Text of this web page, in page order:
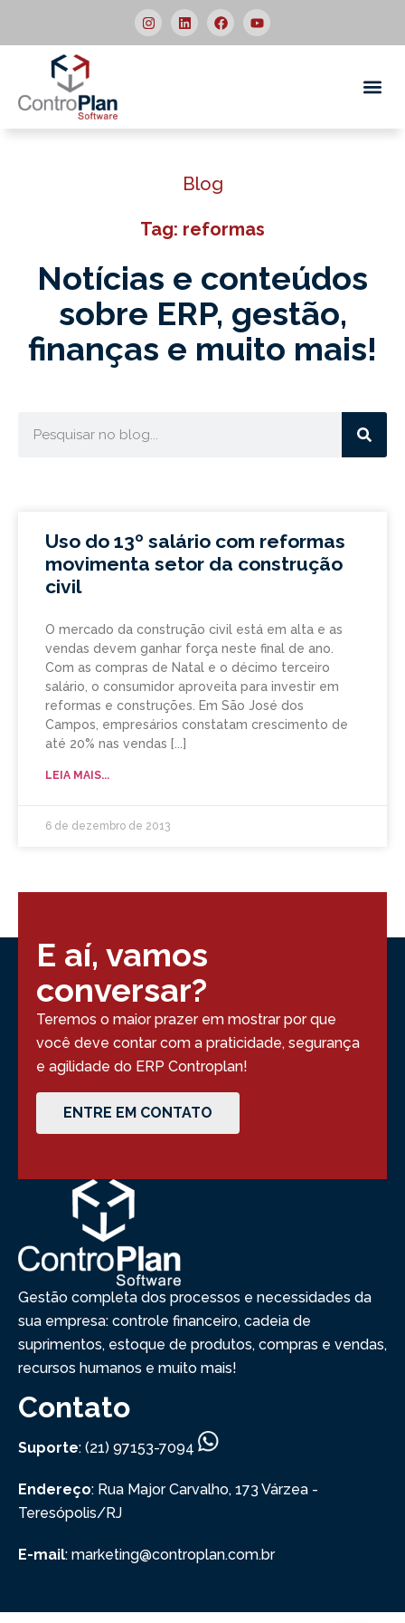
Blog
Tag: reformas
Notícias e conteúdos
sobre ERP, gestão,
finanças e muito mais!
Uso do 13º salário com reformas
movimenta setor da construção
civil
O mercado da construção civil está em alta e as
vendas devem ganhar força neste final de ano.
Com as compras de Natal e o décimo terceiro
salário, o consumidor aproveita para investir em
reformas e construções. Em São José dos
Campos, empresários constatam crescimento de
até 20% nas vendas
LEIA MAIS...
6 de dezembro de 2013
E aí, vamos
conversar?
Teremos o maior prazer em mostrar por que
você deve contar com a praticidade, segurança
e agilidade do ERP Controplan!
ENTRE EM CONTATO
Gestão completa dos processos e necessidades da
sua empresa: controle financeiro, cadeia de
suprimentos, estoque de produtos, compras e vendas,
recursos humanos e muito mais!
Contato
Suporte: (21) 97153-7094
Endereço: Rua Major Carvalho, 173 Várzea -
Teresópolis/RJ
E-mail: marketing@controplan.com.br